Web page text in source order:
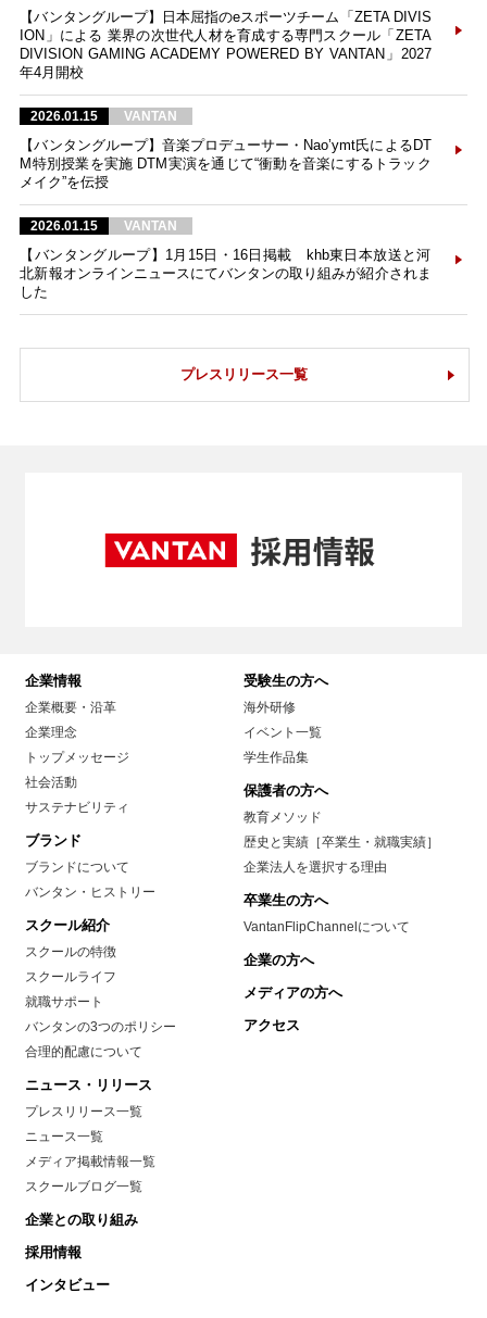
【バンタングループ】日本屈指のeスポーツチーム「ZETA DIVIS
ION」による 業界の次世代人材を育成する専門スクール「ZETA
DIVISION GAMING ACADEMY POWERED BY VANTAN」2027
年4月開校
2026.01.15 VANTAN
【バンタングループ】音楽プロデューサー・Nao’ymt氏によるDT
M特別授業を実施 DTM実演を通じて“衝動を音楽にするトラック
メイク”を伝授
2026.01.15 VANTAN
【バンタングループ】1月15日・16日掲載 khb東日本放送と河
北新報オンラインニュースにてバンタンの取り組みが紹介されま
した
プレスリリース一覧
企業情報
企業概要・沿革
企業理念
トップメッセージ
社会活動
サステナビリティ
ブランド
ブランドについて
バンタン・ヒストリー
スクール紹介
スクールの特徴
スクールライフ
就職サポート
バンタンの3つのポリシー
合理的配慮について
ニュース・リリース
プレスリリース一覧
ニュース一覧
メディア掲載情報一覧
スクールブログ一覧
企業との取り組み
採用情報
インタビュー
受験生の方へ
海外研修
イベント一覧
学生作品集
保護者の方へ
教育メソッド
歴史と実績［卒業生・就職実績］
企業法人を選択する理由
卒業生の方へ
VantanFlipChannelについて
企業の方へ
メディアの方へ
アクセス